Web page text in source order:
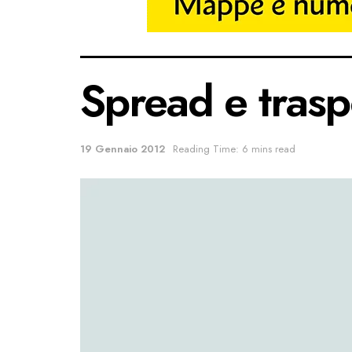
Spread e
19 Gennaio 2012 Reading Time: 6 mins read